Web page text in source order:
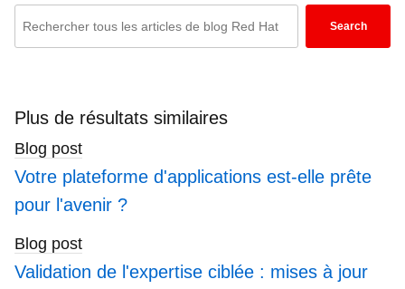
search
blogs
Search
Plus de résultats similaires
Blog post
Votre plateforme d'applications est-elle prête
pour l'avenir ?
Blog post
Validation de l'expertise ciblée : mises à jour